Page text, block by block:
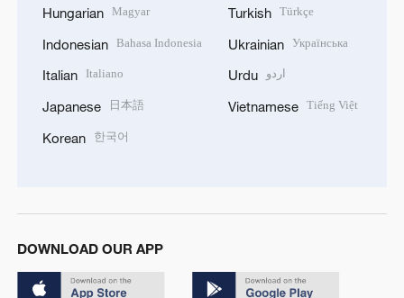
Hungarian Magyar
Indonesian Bahasa Indonesia
Italian Italiano
Japanese 日本語
Korean 한국어
Turkish Türkçe
Ukrainian Українська
Urdu اردو
Vietnamese Tiếng Việt
DOWNLOAD OUR APP